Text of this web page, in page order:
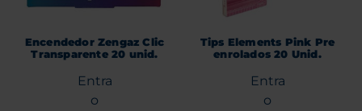
Encendedor Zengaz Clic
Transparente 20 unid.
Entra
o
Tips Elements Pink Pre
enrolados 20 Unid.
Entra
o